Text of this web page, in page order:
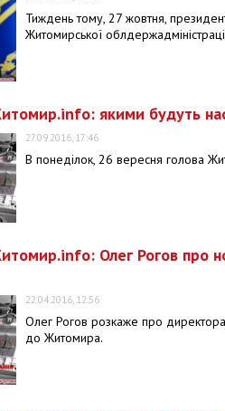
Тиждень тому, 27 жовтня,
Житомирської
якими будуть
27.09.2016, 17:46
В понеділок, 26 вересня голова
Олег Рогов про
22.04.2016, 12:56
Олег Рогов розкаже про директора
до Житомира.